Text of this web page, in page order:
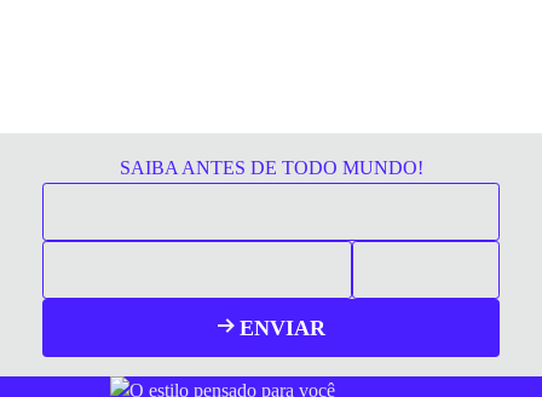
SAIBA ANTES DE TODO MUNDO!
ENVIAR